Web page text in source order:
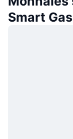
Smart Gas